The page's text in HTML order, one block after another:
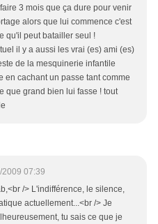
3 mois que ça dure pour venir
alors que lui commence c'est
qu'il peut batailler seul !
il y a aussi les vrai (es) ami (es)
de la mesquinerie infantile
en cachant un passe tant comme
que grand bien lui fasse ! tout
2009 07:39
/> L'indifférence, le silence,
actuellement...<br /> Je
tu sais ce que je